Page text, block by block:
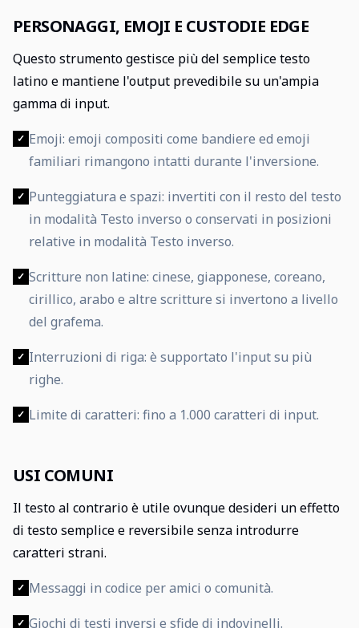
PERSONAGGI, EMOJI E CUSTODIE EDGE
Questo strumento gestisce più del semplice testo
latino e mantiene l'output prevedibile su un'ampia
gamma di input.
✓ Emoji: emoji compositi come bandiere ed emoji
familiari rimangono intatti durante l'inversione.
✓ Punteggiatura e spazi: invertiti con il resto del testo
in modalità Testo inverso o conservati in posizioni
relative in modalità Testo inverso.
✓ Scritture non latine: cinese, giapponese, coreano,
cirillico, arabo e altre scritture si invertono a livello
del grafema.
✓ Interruzioni di riga: è supportato l'input su più
righe.
✓ Limite di caratteri: fino a 1.000 caratteri di input.
USI COMUNI
Il testo al contrario è utile ovunque desideri un effetto
di testo semplice e reversibile senza introdurre
caratteri strani.
✓ Messaggi in codice per amici o comunità.
✓ Giochi di testi inversi e sfide di indovinelli.